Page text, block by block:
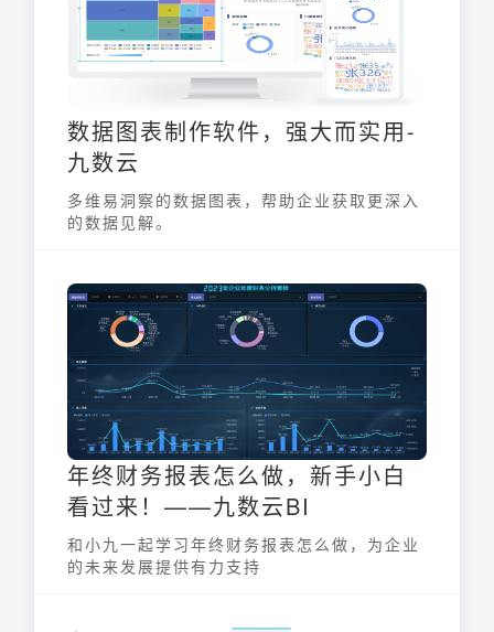
数据图表制作软件，强大而实用-
九数云
多维易洞察的数据图表，帮助企业获取更深入
的数据见解。
年终财务报表怎么做，新手小白
看过来！——九数云BI
和小九一起学习年终财务报表怎么做，为企业
的未来发展提供有力支持